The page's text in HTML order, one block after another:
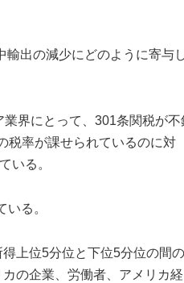
輸出の減少にどのように寄与
界にとって、301条関税が不
税率が課せられているのに対
いる。
る。
上位5分位と下位5分位の間の
の企業、労働者、アメリカ経